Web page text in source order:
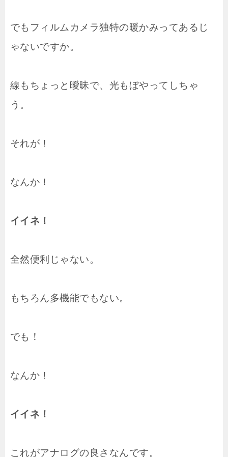
でもフィルムカメラ独特の暖かみってあるじ
ゃないですか。
線もちょっと曖昧で、光もぼやってしちゃ
う。
それが！
なんか！
イイネ！
全然便利じゃない。
もちろん多機能でもない。
でも！
なんか！
イイネ！
これがアナログの良さなんです。